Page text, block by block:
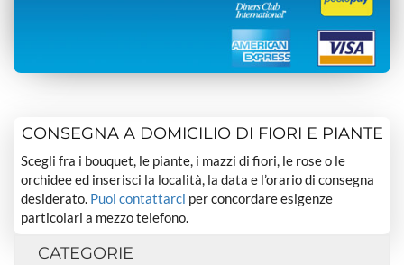
CONSEGNA A DOMICILIO DI FIORI E PIANTE
Scegli fra i bouquet, le piante, i mazzi di fiori, le rose o le
orchidee ed inserisci la località, la data e l’orario di consegna
desiderato. Puoi contattarci per concordare esigenze
particolari a mezzo telefono.
CATEGORIE